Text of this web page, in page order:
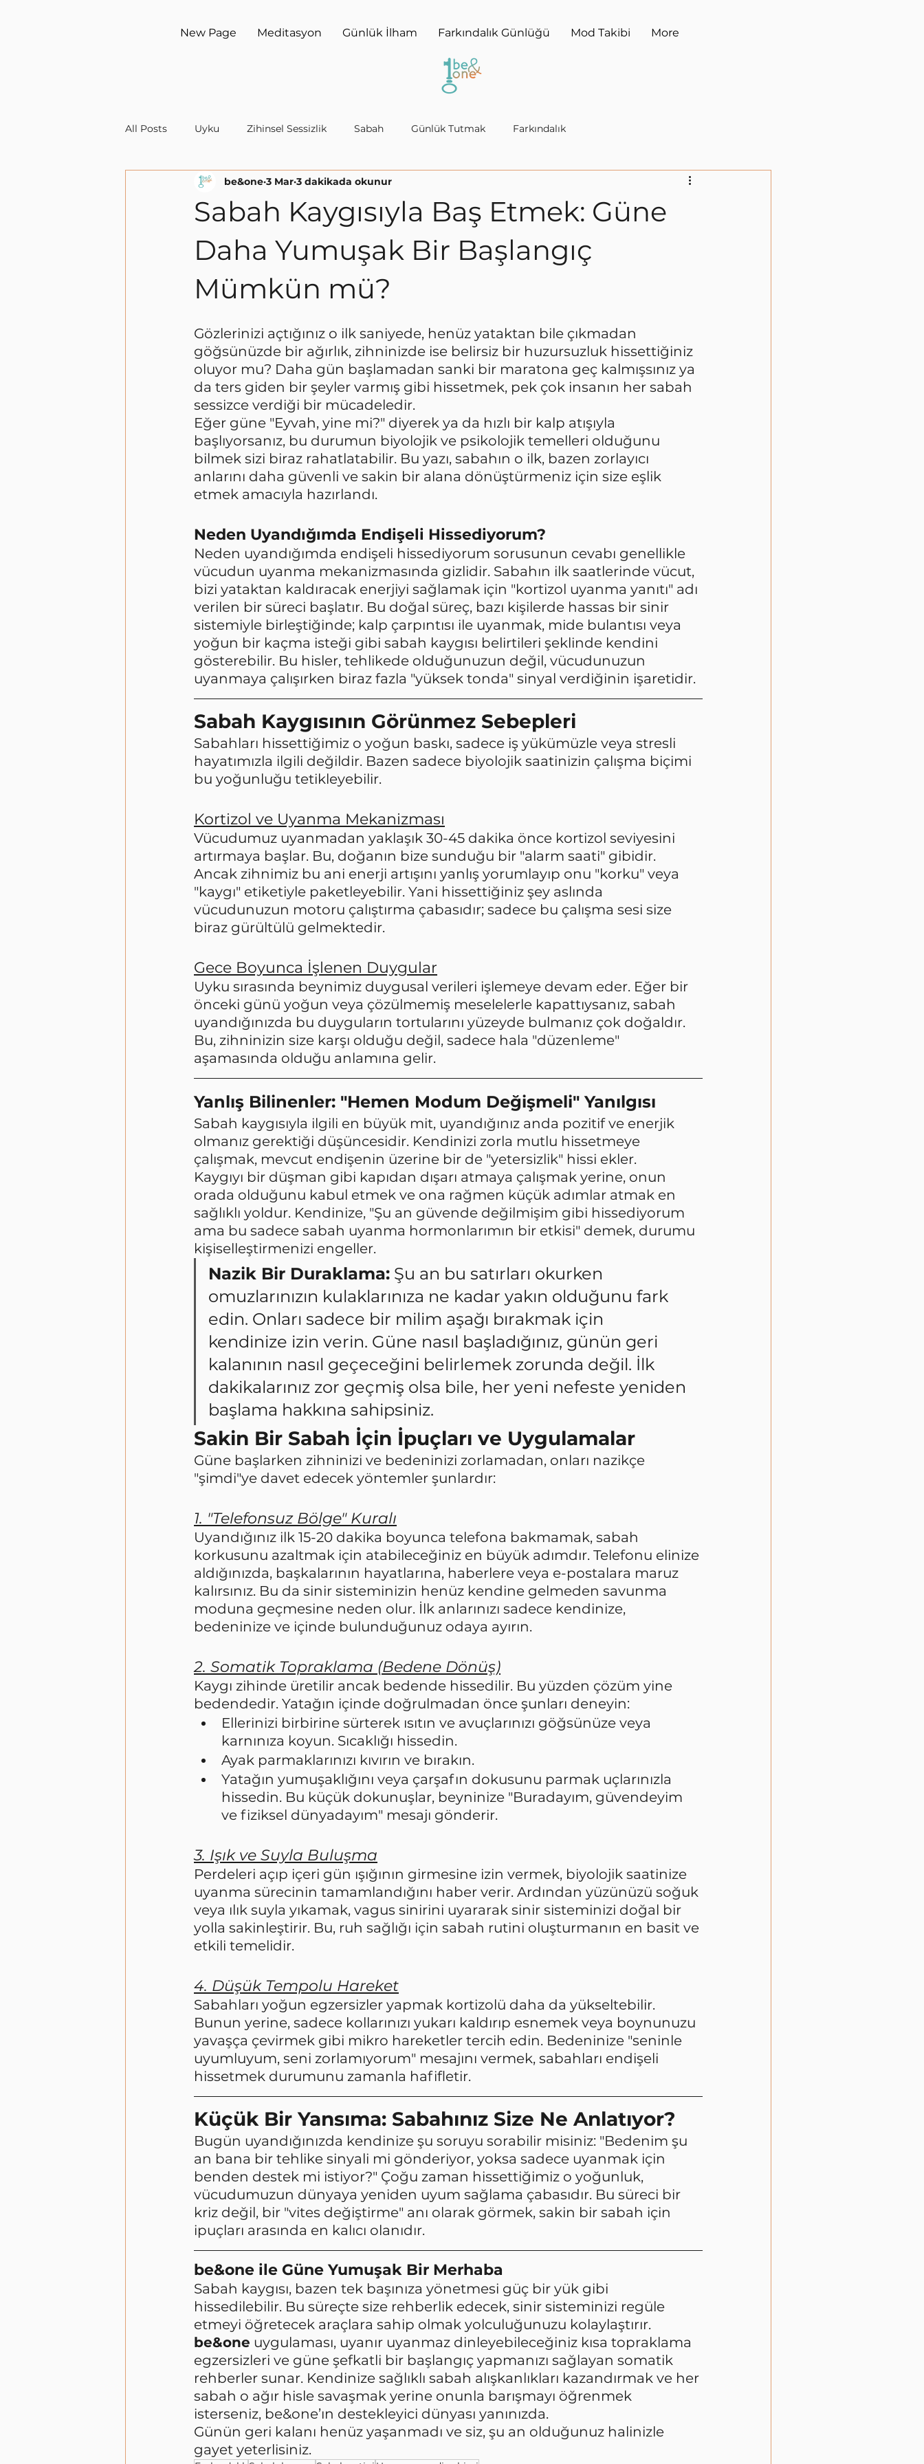
New Page Meditasyon Günlük İlham Farkındalık Günlüğü Mod Takibi More
All Posts Uyku Zihinsel Sessizlik Sabah Günlük Tutmak Farkındalık
Sabah Kaygısıyla Baş Etmek: Güne
Daha Yumuşak Bir Başlangıç
Mümkün mü?
be&one 3 Mar 3 dakikada okunur
Gözlerinizi açtığınız o ilk saniyede, henüz yataktan bile çıkmadan
göğsünüzde bir ağırlık, zihninizde ise belirsiz bir huzursuzluk hissettiğiniz
oluyor mu? Daha gün başlamadan sanki bir maratona geç kalmışsınız ya
da ters giden bir şeyler varmış gibi hissetmek, pek çok insanın her sabah
sessizce verdiği bir mücadeledir.
Eğer güne "Eyvah, yine mi?" diyerek ya da hızlı bir kalp atışıyla
başlıyorsanız, bu durumun biyolojik ve psikolojik temelleri olduğunu
bilmek sizi biraz rahatlatabilir. Bu yazı, sabahın o ilk, bazen zorlayıcı
anlarını daha güvenli ve sakin bir alana dönüştürmeniz için size eşlik
etmek amacıyla hazırlandı.
Neden Uyandığımda Endişeli Hissediyorum?
Neden uyandığımda endişeli hissediyorum sorusunun cevabı genellikle
vücudun uyanma mekanizmasında gizlidir. Sabahın ilk saatlerinde vücut,
bizi yataktan kaldıracak enerjiyi sağlamak için "kortizol uyanma yanıtı" adı
verilen bir süreci başlatır. Bu doğal süreç, bazı kişilerde hassas bir sinir
sistemiyle birleştiğinde; kalp çarpıntısı ile uyanmak, mide bulantısı veya
yoğun bir kaçma isteği gibi sabah kaygısı belirtileri şeklinde kendini
gösterebilir. Bu hisler, tehlikede olduğunuzun değil, vücudunuzun
uyanmaya çalışırken biraz fazla "yüksek tonda" sinyal verdiğinin işaretidir.
Sabah Kaygısının Görünmez Sebepleri
Sabahları hissettiğimiz o yoğun baskı, sadece iş yükümüzle veya stresli
hayatımızla ilgili değildir. Bazen sadece biyolojik saatinizin çalışma biçimi
bu yoğunluğu tetikleyebilir.
Kortizol ve Uyanma Mekanizması
Vücudumuz uyanmadan yaklaşık 30-45 dakika önce kortizol seviyesini
artırmaya başlar. Bu, doğanın bize sunduğu bir "alarm saati" gibidir.
Ancak zihnimiz bu ani enerji artışını yanlış yorumlayıp onu "korku" veya
"kaygı" etiketiyle paketleyebilir. Yani hissettiğiniz şey aslında
vücudunuzun motoru çalıştırma çabasıdır; sadece bu çalışma sesi size
biraz gürültülü gelmektedir.
Gece Boyunca İşlenen Duygular
Uyku sırasında beynimiz duygusal verileri işlemeye devam eder. Eğer bir
önceki günü yoğun veya çözülmemiş meselelerle kapattıysanız, sabah
uyandığınızda bu duyguların tortularını yüzeyde bulmanız çok doğaldır.
Bu, zihninizin size karşı olduğu değil, sadece hala "düzenleme"
aşamasında olduğu anlamına gelir.
Yanlış Bilinenler: "Hemen Modum Değişmeli" Yanılgısı
Sabah kaygısıyla ilgili en büyük mit, uyandığınız anda pozitif ve enerjik
olmanız gerektiği düşüncesidir. Kendinizi zorla mutlu hissetmeye
çalışmak, mevcut endişenin üzerine bir de "yetersizlik" hissi ekler.
Kaygıyı bir düşman gibi kapıdan dışarı atmaya çalışmak yerine, onun
orada olduğunu kabul etmek ve ona rağmen küçük adımlar atmak en
sağlıklı yoldur. Kendinize, "Şu an güvende değilmişim gibi hissediyorum
ama bu sadece sabah uyanma hormonlarımın bir etkisi" demek, durumu
kişiselleştirmenizi engeller.
Nazik Bir Duraklama: Şu an bu satırları okurken
omuzlarınızın kulaklarınıza ne kadar yakın olduğunu fark
edin. Onları sadece bir milim aşağı bırakmak için
kendinize izin verin. Güne nasıl başladığınız, günün geri
kalanının nasıl geçeceğini belirlemek zorunda değil. İlk
dakikalarınız zor geçmiş olsa bile, her yeni nefeste yeniden
başlama hakkına sahipsiniz.
Sakin Bir Sabah İçin İpuçları ve Uygulamalar
Güne başlarken zihninizi ve bedeninizi zorlamadan, onları nazikçe
"şimdi"ye davet edecek yöntemler şunlardır:
1. "Telefonsuz Bölge" Kuralı
Uyandığınız ilk 15-20 dakika boyunca telefona bakmamak, sabah
korkusunu azaltmak için atabileceğiniz en büyük adımdır. Telefonu elinize
aldığınızda, başkalarının hayatlarına, haberlere veya e-postalara maruz
kalırsınız. Bu da sinir sisteminizin henüz kendine gelmeden savunma
moduna geçmesine neden olur. İlk anlarınızı sadece kendinize,
bedeninize ve içinde bulunduğunuz odaya ayırın.
2. Somatik Topraklama (Bedene Dönüş)
Kaygı zihinde üretilir ancak bedende hissedilir. Bu yüzden çözüm yine
bedendedir. Yatağın içinde doğrulmadan önce şunları deneyin:
Ellerinizi birbirine sürterek ısıtın ve avuçlarınızı göğsünüze veya
karnınıza koyun. Sıcaklığı hissedin.
Ayak parmaklarınızı kıvırın ve bırakın.
Yatağın yumuşaklığını veya çarşafın dokusunu parmak uçlarınızla
hissedin. Bu küçük dokunuşlar, beyninize "Buradayım, güvendeyim
ve fiziksel dünyadayım" mesajı gönderir.
3. Işık ve Suyla Buluşma
Perdeleri açıp içeri gün ışığının girmesine izin vermek, biyolojik saatinize
uyanma sürecinin tamamlandığını haber verir. Ardından yüzünüzü soğuk
veya ılık suyla yıkamak, vagus sinirini uyararak sinir sisteminizi doğal bir
yolla sakinleştirir. Bu, ruh sağlığı için sabah rutini oluşturmanın en basit ve
etkili temelidir.
4. Düşük Tempolu Hareket
Sabahları yoğun egzersizler yapmak kortizolü daha da yükseltebilir.
Bunun yerine, sadece kollarınızı yukarı kaldırıp esnemek veya boynunuzu
yavaşça çevirmek gibi mikro hareketler tercih edin. Bedeninize "seninle
uyumluyum, seni zorlamıyorum" mesajını vermek, sabahları endişeli
hissetmek durumunu zamanla hafifletir.
Küçük Bir Yansıma: Sabahınız Size Ne Anlatıyor?
Bugün uyandığınızda kendinize şu soruyu sorabilir misiniz: "Bedenim şu
an bana bir tehlike sinyali mi gönderiyor, yoksa sadece uyanmak için
benden destek mi istiyor?" Çoğu zaman hissettiğimiz o yoğunluk,
vücudumuzun dünyaya yeniden uyum sağlama çabasıdır. Bu süreci bir
kriz değil, bir "vites değiştirme" anı olarak görmek, sakin bir sabah için
ipuçları arasında en kalıcı olanıdır.
be&one ile Güne Yumuşak Bir Merhaba
Sabah kaygısı, bazen tek başınıza yönetmesi güç bir yük gibi
hissedilebilir. Bu süreçte size rehberlik edecek, sinir sisteminizi regüle
etmeyi öğretecek araçlara sahip olmak yolculuğunuzu kolaylaştırır.
be&one uygulaması, uyanır uyanmaz dinleyebileceğiniz kısa topraklama
egzersizleri ve güne şefkatli bir başlangıç yapmanızı sağlayan somatik
rehberler sunar. Kendinize sağlıklı sabah alışkanlıkları kazandırmak ve her
sabah o ağır hisle savaşmak yerine onunla barışmayı öğrenmek
isterseniz, be&one’ın destekleyici dünyası yanınızda.
Günün geri kalanı henüz yaşanmadı ve siz, şu an olduğunuz halinizle
gayet yeterlisiniz.